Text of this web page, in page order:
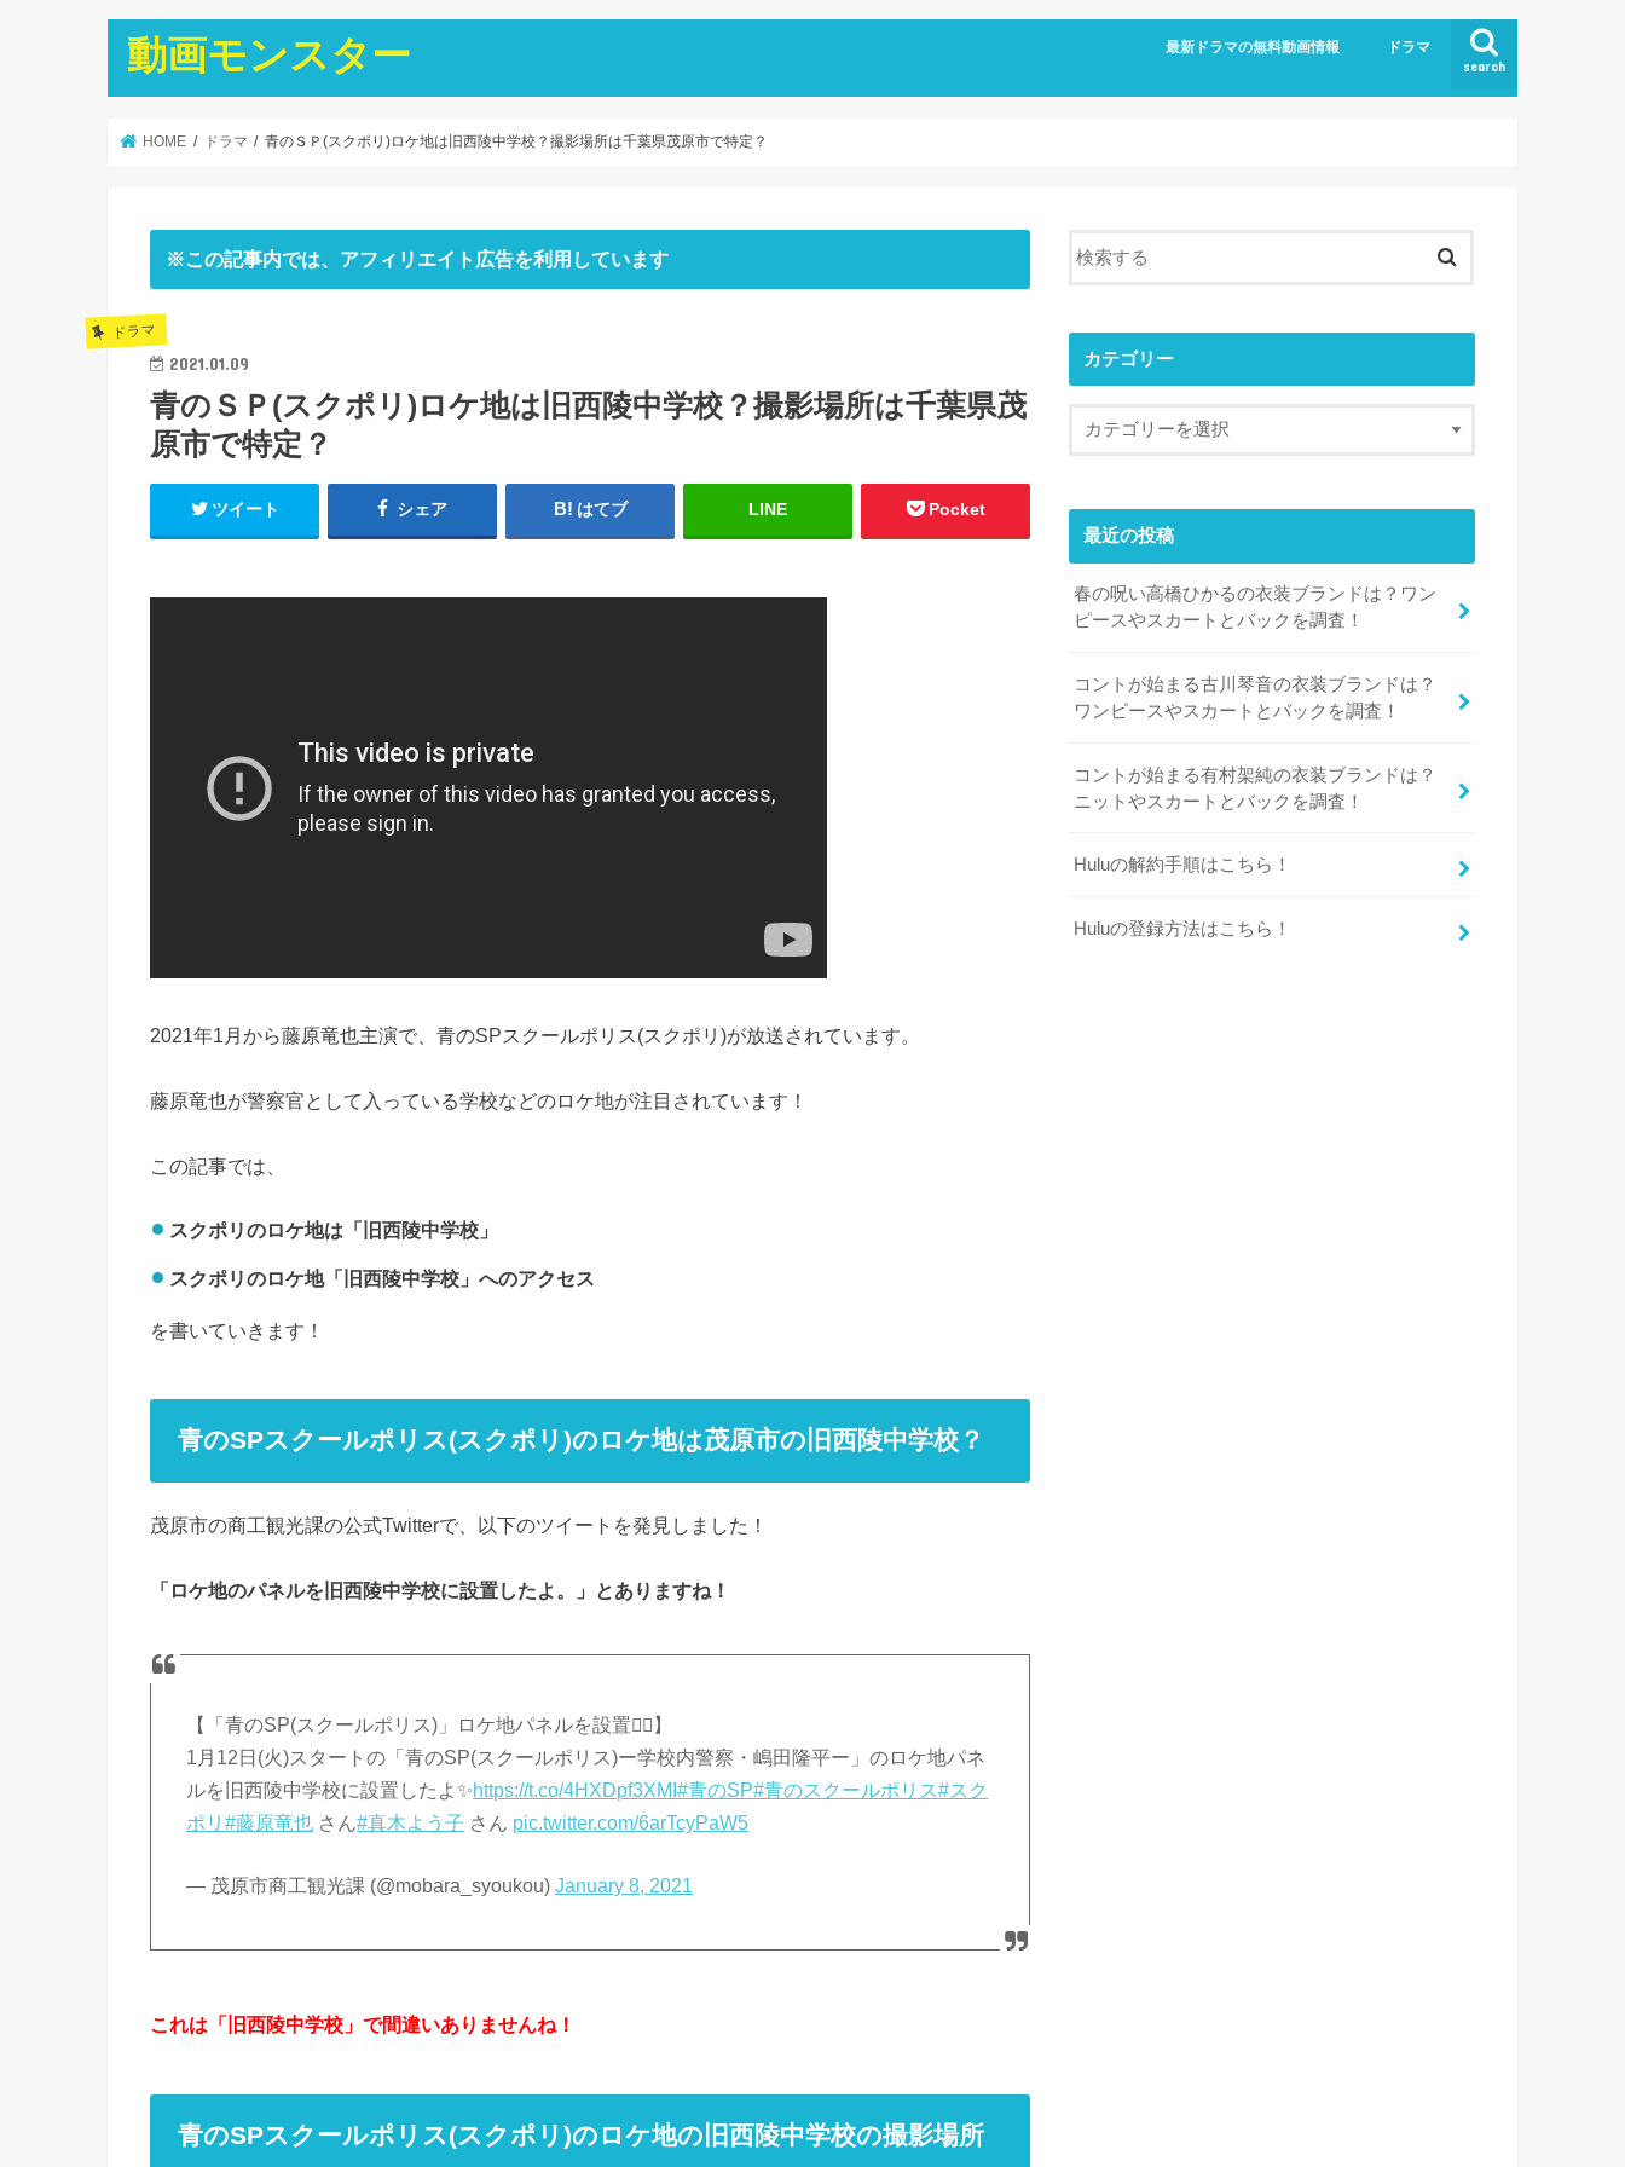
動画モンスター search
最新ドラマの無料動画情報 ドラマ
HOME ドラマ 青のＳＰ(スクポリ)ロケ地は旧西陵中学校？撮影場所は千葉県茂原市で特定？
※この記事内では、アフィリエイト広告を利用しています
ドラマ
2021.01.09
青のＳＰ(スクポリ)ロケ地は旧西陵中学校？撮影場所は千葉県茂
原市で特定？
ツイート シェア はてブ LINE Pocket
2021年1月から藤原竜也主演で、青のSPスクールポリス(スクポリ)が放送されています。
藤原竜也が警察官として入っている学校などのロケ地が注目されています！
この記事では、
スクポリのロケ地は「旧西陵中学校」
スクポリのロケ地「旧西陵中学校」へのアクセス
を書いていきます！
青のSPスクールポリス(スクポリ)のロケ地は茂原市の旧西陵中学校？
茂原市の商工観光課の公式Twitterで、以下のツイートを発見しました！
「ロケ地のパネルを旧西陵中学校に設置したよ。」とありますね！
【「青のSP(スクールポリス)」ロケ地パネルを設置🙋‍♀️】
1月12日(火)スタートの「青のSP(スクールポリス)ー学校内警察・嶋田隆平ー」のロケ地パネ
ルを旧西陵中学校に設置したよ✨https://t.co/4HXDpf3XMI#青のSP#青のスクールポリス#スク
ポリ#藤原竜也 さん#真木よう子 さん pic.twitter.com/6arTcyPaW5
— 茂原市商工観光課 (@mobara_syoukou)January 8, 2021
これは「旧西陵中学校」で間違いありませんね！
青のSPスクールポリス(スクポリ)のロケ地の旧西陵中学校の撮影場所
カテゴリー
最近の投稿
春の呪い高橋ひかるの衣装ブランドは？ワン
ピースやスカートとバックを調査！
コントが始まる古川琴音の衣装ブランドは？
ワンピースやスカートとバックを調査！
コントが始まる有村架純の衣装ブランドは？
ニットやスカートとバックを調査！
Huluの解約手順はこちら！
Huluの登録方法はこちら！